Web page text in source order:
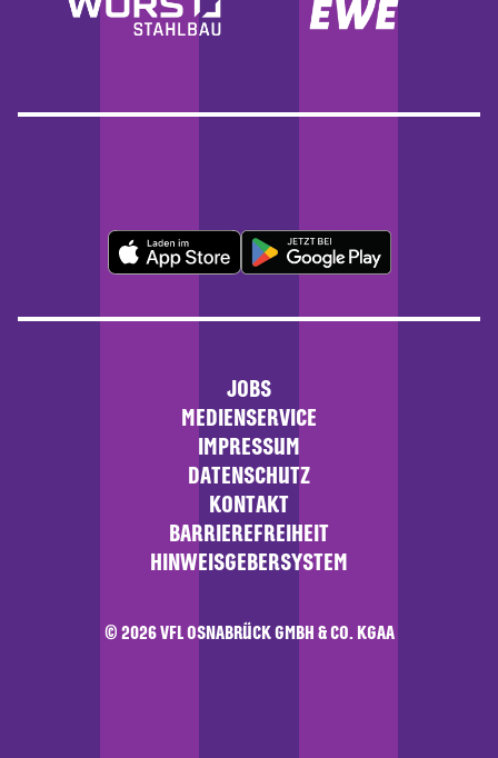
JOBS
MEDIENSERVICE
IMPRESSUM
DATENSCHUTZ
KONTAKT
BARRIEREFREIHEIT
HINWEISGEBERSYSTEM
© 2026 VFL OSNABRÜCK GMBH & CO. KGAA